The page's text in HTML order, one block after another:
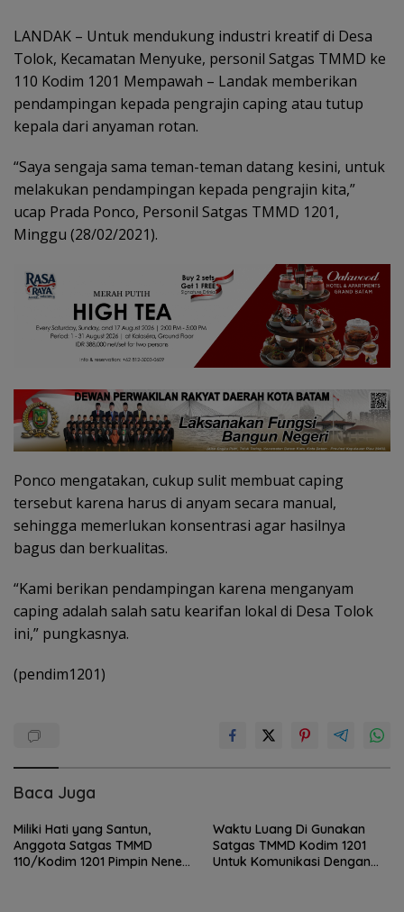
LANDAK – Untuk mendukung industri kreatif di Desa
Tolok, Kecamatan Menyuke, personil Satgas TMMD ke
110 Kodim 1201 Mempawah – Landak memberikan
pendampingan kepada pengrajin caping atau tutup
kepala dari anyaman rotan.
“Saya sengaja sama teman-teman datang kesini, untuk
melakukan pendampingan kepada pengrajin kita,”
ucap Prada Ponco, Personil Satgas TMMD 1201,
Minggu (28/02/2021).
Ponco mengatakan, cukup sulit membuat caping
tersebut karena harus di anyam secara manual,
sehingga memerlukan konsentrasi agar hasilnya
bagus dan berkualitas.
“Kami berikan pendampingan karena menganyam
caping adalah salah satu kearifan lokal di Desa Tolok
ini,” pungkasnya.
(pendim1201)
Baca Juga
Miliki Hati yang Santun,
Anggota Satgas TMMD
110/Kodim 1201 Pimpin Nenek
Waktu Luang Di Gunakan
Satgas TMMD Kodim 1201
Untuk Komunikasi Dengan